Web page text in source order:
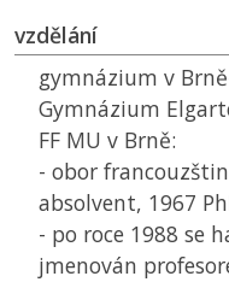
vzdělání
gymnázium v
Gymnázium
FF MU v Brně:
- obor
absolvent, 1967
- po roce 1988 se
jmenován